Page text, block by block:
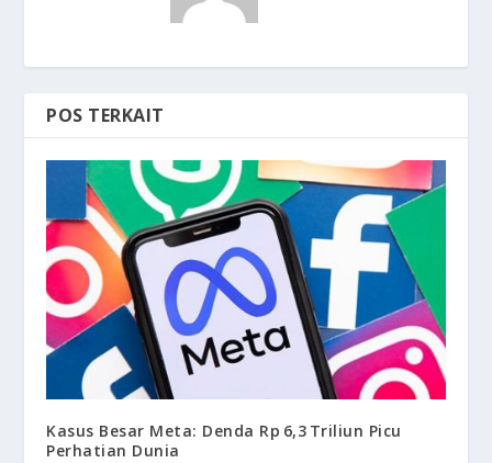
POS TERKAIT
Kasus Besar Meta: Denda Rp 6,3 Triliun Picu
Perhatian Dunia